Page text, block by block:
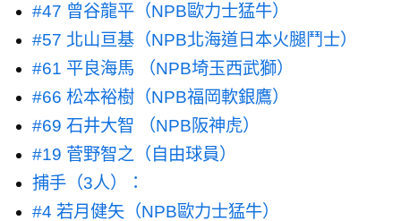
#47 曾谷龍平（NPB歐力士猛牛）
#57 北山亘基（NPB北海道日本火腿鬥士）
#61 平良海馬 （NPB埼玉西武獅）
#66 松本裕樹（NPB福岡軟銀鷹）
#69 石井大智 （NPB阪神虎）
#19 菅野智之（自由球員）
捕手（3人）：
#4 若月健矢（NPB歐力士猛牛）